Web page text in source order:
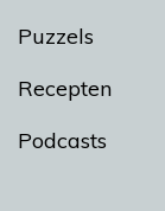
Puzzels
Recepten
Podcasts